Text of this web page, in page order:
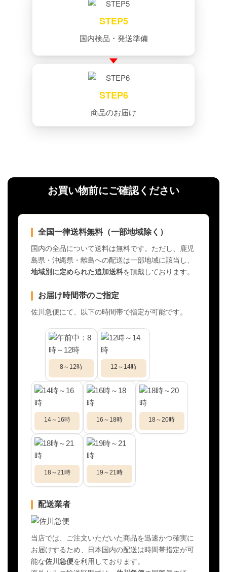
STEP5
国内検品・発送準備
STEP6
商品のお届け
お買い物前にご確認ください
全国一律送料無料（一部地域除く）
国内の全品について送料は無料です。ただし、鹿児
島県・沖縄県・離島への配送は一部地域に該当し、
地域別に定められた追加送料を頂戴しております。
お届け時間帯のご指定
佐川急便にて、以下の時間帯で指定が可能です。
8～12時 12～14時
14～16時 16～18時 18～20時
18～21時 19～21時
配送業者
当店では、ご注文いただいた商品を迅速かつ確実に
お届けするため、日本国内の配送は時間帯指定が可
能な佐川急便を利用しております。